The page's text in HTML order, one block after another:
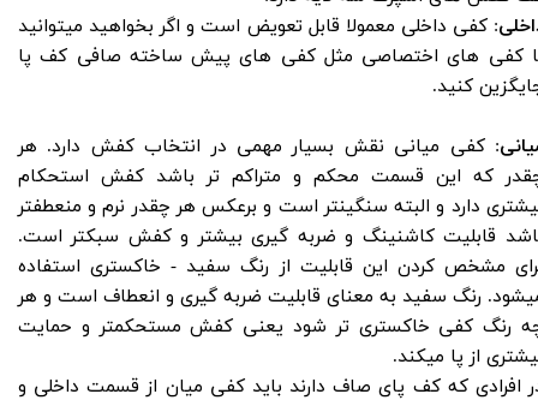
: کفی داخلی معمولا قابل تعویض است و اگر بخواهید میتوانید
کفی های اختصاصی مثل کفی های پیش ساخته صافی کف پا
کنید.
: کفی میانی نقش بسیار مهمی در انتخاب کفش دارد. هر
که این قسمت محکم و متراکم تر باشد کفش استحکام
دارد و البته سنگینتر است و برعکس هر چقدر نرم و منعطفتر
قابلیت کاشنینگ و ضربه گیری بیشتر و کفش سبکتر است.
مشخص کردن این قابلیت از رنگ سفید - خاکستری استفاده
رنگ سفید به معنای قابلیت ضربه گیری و انعطاف است و هر
رنگ کفی خاکستری تر شود یعنی کفش مستحکمتر و حمایت
از پا میکند.
افرادی که کف پای صاف دارند باید کفی میان از قسمت داخلی و